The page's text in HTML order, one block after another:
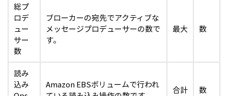
総プ
ロデ
ュー
サー
数
ブローカーの宛先でアクティブな
メッセージプロデューサーの数で
す。
最大 数
読み
込み
Amazon EBSボリュームで行われ
合計 数